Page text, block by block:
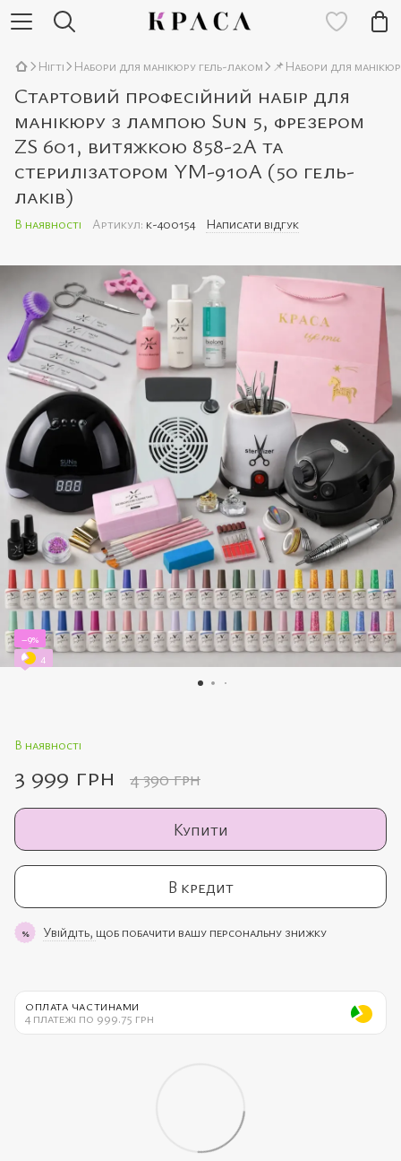
Нігті Набори для манікюру гель-лаком 📌Набори для
Стартовий професійний набір для
манікюру з лампою Sun 5, фрезером
ZS 601, витяжкою 858-2A та
стерилізатором YM-910A (50 гель-
лаків)
В наявності Артикул: k-400154 Написати відгук
−9%
4
В наявності
3 999 грн 4 390 грн
Купити
В кредит
% Увійдіть, щоб побачити вашу персональну знижку
ОПЛАТА ЧАСТИНАМИ
4 платежі по 999.75 грн